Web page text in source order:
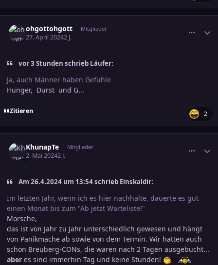
ohgottohgott Mitglieder
27. April 20242 J.
vor 3 Stunden schrieb Läufer:
Ja, auch Männer haben Gefühle
Hunger, Durst und G...
Zitieren 2
KhunapTe Mitglieder
2. Mai 20242 J.
Am 26.4.2024 um 13:54 schrieb Einskaldir:
Im letzten Jahr, wenn ich es hier nachhalte, dauerte es gut
einen Monat bis zum "Ab jetzt Warteliste!"
Morsche,
das ist von Jahr zu Jahr unterschiedlich gewesen und hängt
von Panikmache ab sowie von dem Termin. Wir hatten auch
schon Breuberg-CONs, die waren nach 2 Tagen ausgebucht...
aber es sind immerhin Tag und keine Stunden!